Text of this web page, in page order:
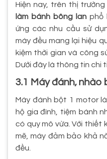
Hiện nay, trên thị
làm bánh bông lan phổ
ứng các nhu cầu sử
máy đều mang lại hiệu
kiệm thời gian và công
Dưới đây là thông tin chi
3.1 Máy đánh, nhào
Máy đánh bột 1 motor
hộ gia đình, tiệm bánh
có quy mô vừa. Với thiết
mẽ, máy đảm bảo khả
đều.